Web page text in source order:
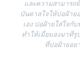
และความสามารถ
บันดาลใจให้ปอฝ้าย
เอง ปอฝ้ายใส่ใจกั
ทำให้เมื่อมองมาที่รู
ที่ปอฝ้ายอย